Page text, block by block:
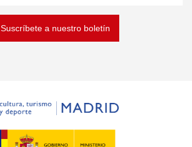
Suscríbete a nuestro boletín